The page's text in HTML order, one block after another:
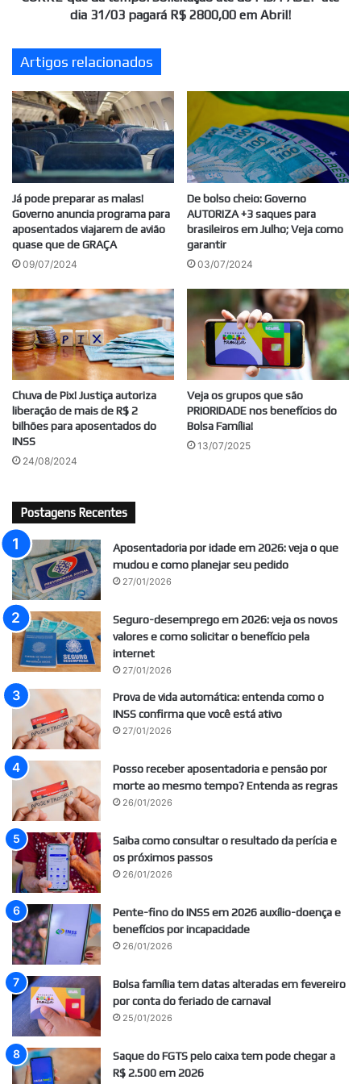
R$
2800,00
Abril!
dia 31/03 pagará R$ 2800,00 em Abril!
Artigos relacionados
Já pode preparar as malas!
Governo anuncia programa para
aposentados viajarem de avião
quase que de GRAÇA
09/07/2024
De bolso cheio: Governo
AUTORIZA +3 saques para
brasileiros em Julho; Veja como
garantir
03/07/2024
Chuva de Pix! Justiça autoriza
liberação de mais de R$ 2
bilhões para aposentados do
INSS
24/08/2024
Veja os grupos que são
PRIORIDADE nos benefícios do
Bolsa Família!
13/07/2025
Postagens Recentes
Aposentadoria por idade em 2026: veja o que
mudou e como planejar seu pedido
27/01/2026
Seguro-desemprego em 2026: veja os novos
valores e como solicitar o benefício pela
internet
27/01/2026
Prova de vida automática: entenda como o
INSS confirma que você está ativo
27/01/2026
Posso receber aposentadoria e pensão por
morte ao mesmo tempo? Entenda as regras
26/01/2026
Saiba como consultar o resultado da perícia e
os próximos passos
26/01/2026
Pente-fino do INSS em 2026 auxílio-doença e
benefícios por incapacidade
26/01/2026
Bolsa família tem datas alteradas em fevereiro
por conta do feriado de carnaval
25/01/2026
Saque do FGTS pelo caixa tem pode chegar a
R$ 2.500 em 2026